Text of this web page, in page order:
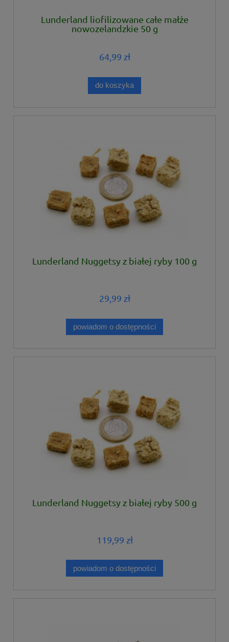
Lunderland liofilizowane całe małże
nowozelandzkie 50 g
64,99 zł
do koszyka
Lunderland Nuggetsy z białej ryby 100 g
29,99 zł
powiadom o dostępności
Lunderland Nuggetsy z białej ryby 500 g
119,99 zł
powiadom o dostępności